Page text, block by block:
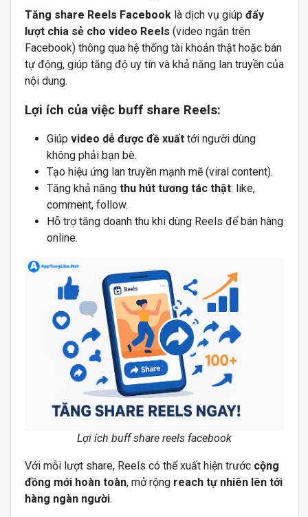
Tăng share Reels Facebooklà dịch vụ giúp đẩy
lượt chia sẻ cho video Reels (video ngắn trên
Facebook) thông qua hệ thống tài khoản thật hoặc bán
tự động, giúp tăng độ uy tín và khả năng lan truyền của
nội dung.
Lợi ích của việc buff share Reels:
Giúp video dễ được đề xuấttới người dùng
không phải bạn bè.
Tạo hiệu ứng lan truyền mạnh mẽ (viral content).
Tăng khả năng thu hút tương tác thật: like,
comment, follow.
Hỗ trợ tăng doanh thu khi dùng Reels để bán hàng
online.
Lợi ích buff share reels facebook
Với mỗi lượt share, Reels có thể xuất hiện trước cộng
đồng mới hoàn toàn, mở rộng reach tự nhiên lên tới
hàng ngàn người.